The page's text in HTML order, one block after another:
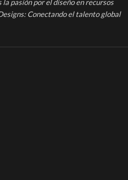
pasión por el diseño en recursos
Conectando el talento global